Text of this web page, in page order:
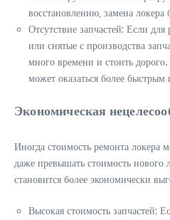
восстановлению‚ замена локера
Отсутствие запчастей: Если
или снятые с производства
много времени и стоить
может оказаться более
Экономическая
Иногда стоимость ремонта локера
даже превышать стоимость нового
становится более экономически
Высокая стоимость запчастей: